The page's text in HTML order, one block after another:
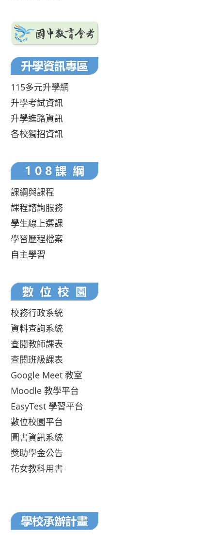
115多元升學網
升學考試資訊
升學進路資訊
各校獨招資訊
課綱與課程
課程諮詢服務
學生線上選課
學習歷程檔案
自主學習
校務行政系統
資料查詢系統
查閱教師課表
查閱班級課表
Google Meet 教室
Moodle 教學平台
EasyTest 學習平台
數位校園平台
圖書資訊系統
獎助學金公告
花女教科用書